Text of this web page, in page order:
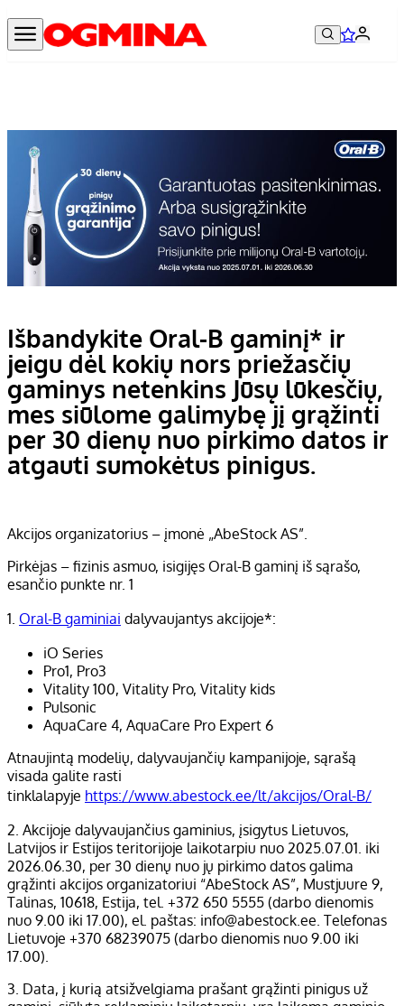
Išbandykite Oral-B gaminį* ir
jeigu dėl kokių nors priežasčių
gaminys netenkins Jūsų lūkesčių,
mes siūlome galimybę jį grąžinti
per 30 dienų nuo pirkimo datos ir
atgauti sumokėtus pinigus.
Akcijos organizatorius – įmonė „AbeStock AS”.
Pirkėjas – fizinis asmuo, isigijęs Oral-B gaminį iš sąrašo,
esančio punkte nr. 1
1. Oral-B gaminiai dalyvaujantys akcijoje*:
iO Series
Pro1, Pro3
Vitality 100, Vitality Pro, Vitality kids
Pulsonic
AquaCare 4, AquaCare Pro Expert 6
Atnaujintą modelių, dalyvaujančių kampanijoje, sąrašą
visada galite rasti
tinklalapyje https://www.abestock.ee/lt/akcijos/Oral-B/
2. Akcijoje dalyvaujančius gaminius, įsigytus Lietuvos,
Latvijos ir Estijos teritorijoje laikotarpiu nuo 2025.07.01. iki
2026.06.30, per 30 dienų nuo jų pirkimo datos galima
grąžinti akcijos organizatoriui “AbeStock AS”, Mustjuure 9,
Talinas, 10618, Estija, tel. +372 650 5555 (darbo dienomis
nuo 9.00 iki 17.00), el. paštas: info@abestock.ee. Telefonas
Lietuvoje +370 68239075 (darbo dienomis nuo 9.00 iki
17.00).
3. Data, į kurią atsižvelgiama prašant grąžinti pinigus už